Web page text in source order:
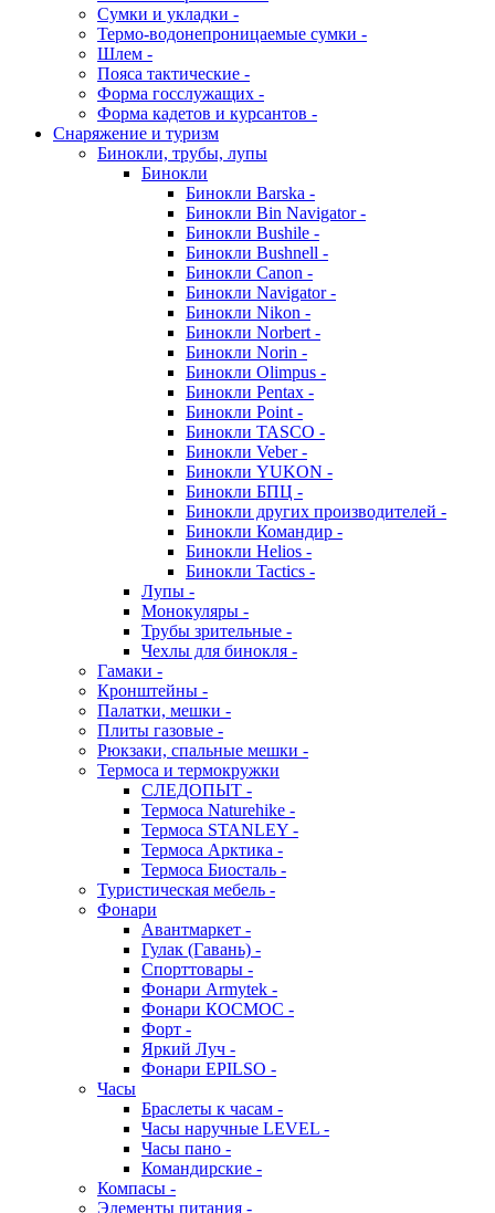
Сумки и укладки -
Термо-водонепроницаемые сумки -
Шлем -
Пояса тактические -
Форма госслужащих -
Форма кадетов и курсантов -
Снаряжение и туризм
Бинокли, трубы, лупы
Бинокли
Бинокли Barska -
Бинокли Bin Navigator -
Бинокли Bushile -
Бинокли Bushnell -
Бинокли Canon -
Бинокли Navigator -
Бинокли Nikon -
Бинокли Norbert -
Бинокли Norin -
Бинокли Olimpus -
Бинокли Pentax -
Бинокли Point -
Бинокли TASCO -
Бинокли Veber -
Бинокли YUKON -
Бинокли БПЦ -
Бинокли других производителей -
Бинокли Командир -
Бинокли Helios -
Бинокли Tactics -
Лупы -
Монокуляры -
Трубы зрительные -
Чехлы для бинокля -
Гамаки -
Кронштейны -
Палатки, мешки -
Плиты газовые -
Рюкзаки, спальные мешки -
Термоса и термокружки
СЛЕДОПЫТ -
Термоса Naturehike -
Термоса STANLEY -
Термоса Арктика -
Термоса Биосталь -
Туристическая мебель -
Фонари
Авантмаркет -
Гулак (Гавань) -
Спорттовары -
Фонари Armytek -
Фонари КОСМОС -
Форт -
Яркий Луч -
Фонари EPILSO -
Часы
Браслеты к часам -
Часы наручные LEVEL -
Часы пано -
Командирские -
Компасы -
Элементы питания -